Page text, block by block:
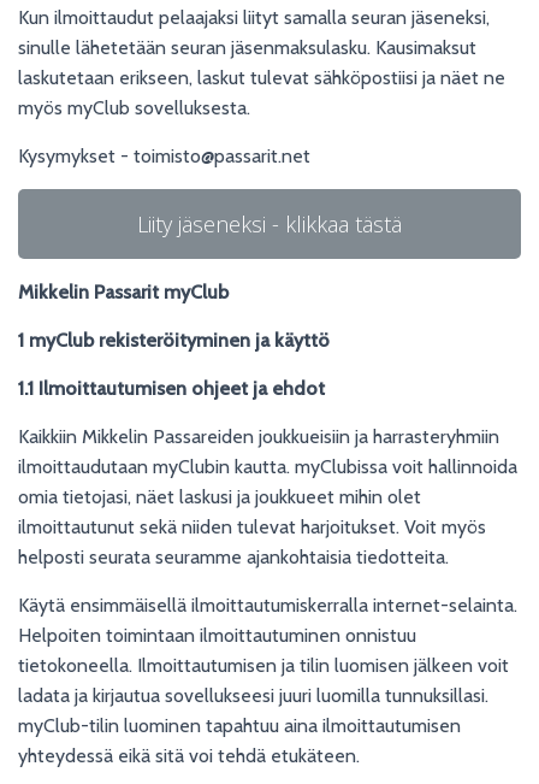
Kun ilmoittaudut pelaajaksi liityt samalla seuran jäseneksi,
sinulle lähetetään seuran jäsenmaksulasku. Kausimaksut
laskutetaan erikseen, laskut tulevat sähköpostiisi ja näet ne
myös myClub sovelluksesta.
Kysymykset - toimisto@passarit.net
Liity jäseneksi - klikkaa tästä
Mikkelin Passarit myClub
1 myClub rekisteröityminen ja käyttö
1.1 Ilmoittautumisen ohjeet ja ehdot
Kaikkiin Mikkelin Passareiden joukkueisiin ja harrasteryhmiin
ilmoittaudutaan myClubin kautta. myClubissa voit hallinnoida
omia tietojasi, näet laskusi ja joukkueet mihin olet
ilmoittautunut sekä niiden tulevat harjoitukset. Voit myös
helposti seurata seuramme ajankohtaisia tiedotteita.
Käytä ensimmäisellä ilmoittautumiskerralla internet-selainta.
Helpoiten toimintaan ilmoittautuminen onnistuu
tietokoneella. Ilmoittautumisen ja tilin luomisen jälkeen voit
ladata ja kirjautua sovellukseesi juuri luomilla tunnuksillasi.
myClub-tilin luominen tapahtuu aina ilmoittautumisen
yhteydessä eikä sitä voi tehdä etukäteen.